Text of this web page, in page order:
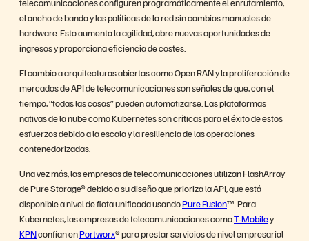
el ancho de banda y las políticas de la red sin cambios manuales de
hardware. Esto aumenta la agilidad, abre nuevas oportunidades de
ingresos y proporciona eficiencia de costes.
El cambio a arquitecturas abiertas como Open RAN y la proliferación de
mercados de API de telecomunicaciones son señales de que, con el
tiempo, “todas las cosas” pueden automatizarse. Las plataformas
nativas de la nube como Kubernetes son críticas para el éxito de estos
esfuerzos debido a la escala y la resiliencia de las operaciones
contenedorizadas.
Una vez más, las empresas de telecomunicaciones utilizan FlashArray
de Pure Storage® debido a su diseño que prioriza la API, que está
disponible a nivel de flota unificada usandoPure Fusion™. Para
Kubernetes, las empresas de telecomunicaciones comoT-Mobiley
KPNconfían enPortworx® para prestar servicios de nivel empresarial